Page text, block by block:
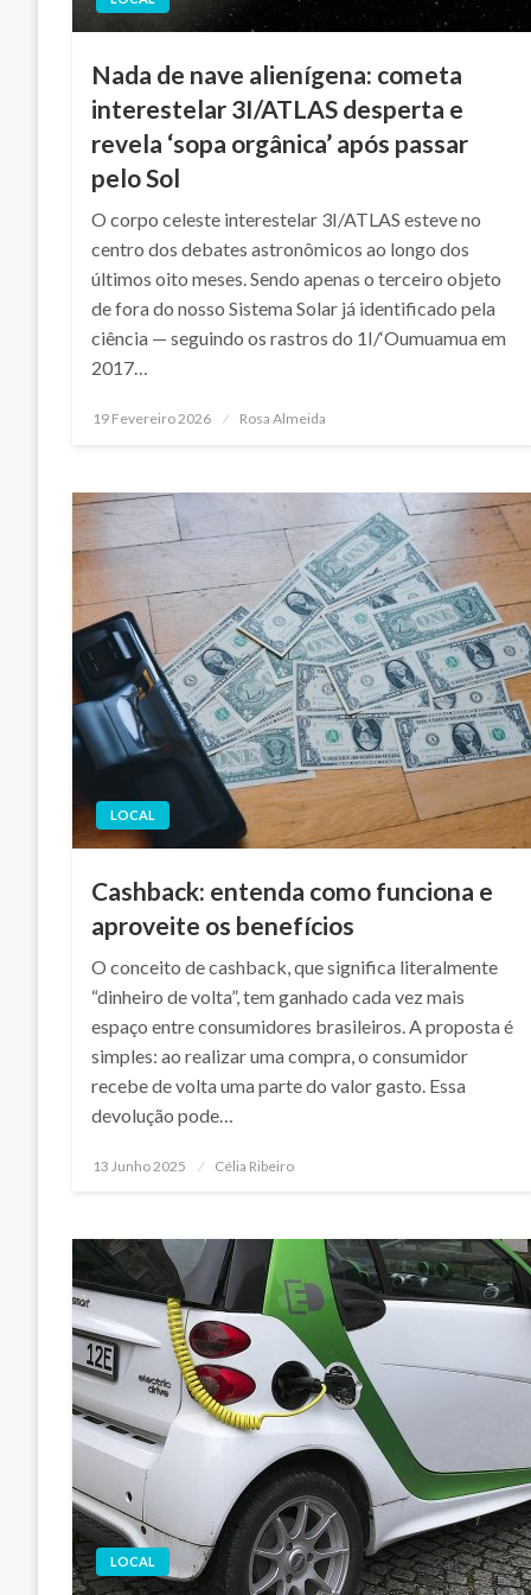
Nada de nave alienígena: cometa
interestelar 3I/ATLAS desperta e
revela ‘sopa orgânica’ após passar
pelo Sol
O corpo celeste interestelar 3I/ATLAS esteve no
centro dos debates astronômicos ao longo dos
últimos oito meses. Sendo apenas o terceiro objeto
de fora do nosso Sistema Solar já identificado pela
ciência — seguindo os rastros do 1I/‘Oumuamua em
2017…
Posted
19 Fevereiro 2026 Rosa Almeida
LOCAL
Cashback: entenda como funciona e
aproveite os benefícios
O conceito de cashback, que significa literalmente
“dinheiro de volta”, tem ganhado cada vez mais
espaço entre consumidores brasileiros. A proposta é
simples: ao realizar uma compra, o consumidor
recebe de volta uma parte do valor gasto. Essa
devolução pode…
Posted
13 Junho 2025 Célia Ribeiro
LOCAL